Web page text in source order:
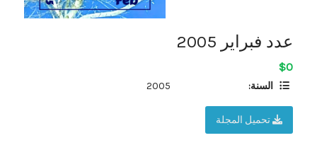
عدد فبراير 2005
$0
السنة: 2005
تحميل المجلة